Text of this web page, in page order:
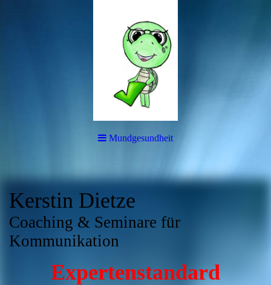
Mundgesundheit
Kerstin Dietze
Coaching & Seminare für
Kommunikation
Expertenstandard